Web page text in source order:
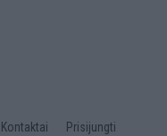
Kontaktai Prisijungti